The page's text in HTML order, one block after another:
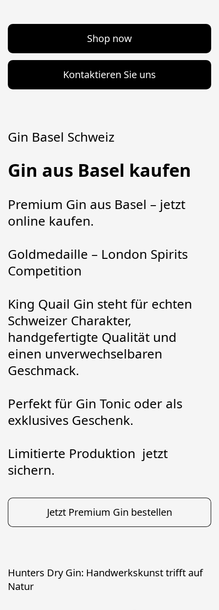
Shop now
Kontaktieren Sie uns
Gin Basel Schweiz
Gin aus Basel kaufen
Premium Gin aus Basel – jetzt
online kaufen.
Goldmedaille – London Spirits
Competition
King Quail Gin steht für echten
Schweizer Charakter,
handgefertigte Qualität und
einen unverwechselbaren
Geschmack.
Perfekt für Gin Tonic oder als
exklusives Geschenk.
Limitierte Produktion  jetzt
sichern.
Jetzt Premium Gin bestellen
Hunters Dry Gin: Handwerkskunst trifft auf
Natur